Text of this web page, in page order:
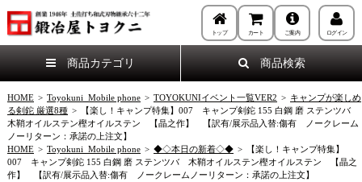
トップ カート ご案内 ログイン
商品カテゴリ 商品検索
HOME > Toyokuni_Mobile phone > TOYOKUNIイベント一覧VER2 > キャンプが楽しめ
る剣鉈 厳選8種 >
【楽し！キャンプ特集】007 キャンプ剣鉈 155 白鋼 磨 ステンツバ
木鞘オイルステン樫オイルステン 【晶之作】 【訳有/展示品入替:傷有 ノークレーム
ノーリターン：承諾の上注文】
HOME > Toyokuni_Mobile phone > ◆◇本日の新着◇◆ >
【楽し！キャンプ特集】
007 キャンプ剣鉈 155 白鋼 磨 ステンツバ 木鞘オイルステン樫オイルステン 【晶之
作】 【訳有/展示品入替:傷有 ノークレームノーリターン：承諾の上注文】